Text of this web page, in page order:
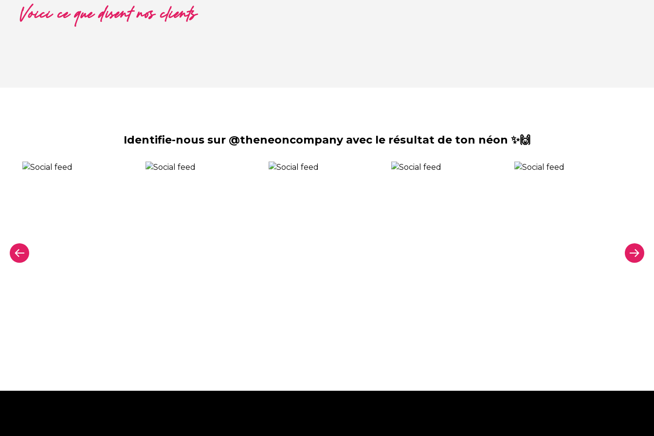
Voici ce que disent nos clients
Identifie-nous sur @theneoncompany avec le résultat de ton néon ✨🙌